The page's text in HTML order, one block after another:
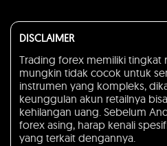
DISCLAIMER
Trading forex memiliki tingkat
mungkin tidak cocok untuk
instrumen yang kompleks,
keunggulan akun retailnya
kehilangan uang. Sebelum
forex asing, harap kenali
yang terkait dengannya.